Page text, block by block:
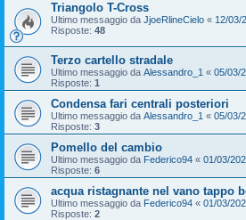
Triangolo T-Cross
Ultimo messaggio da JjoeRlineCielo « 12/03/
Risposte: 48
Terzo cartello stradale
Ultimo messaggio da Alessandro_1 « 05/03/
Risposte: 1
Condensa fari centrali posteriori
Ultimo messaggio da Alessandro_1 « 05/03/
Risposte: 3
Pomello del cambio
Ultimo messaggio da Federico94 « 01/03/
Risposte: 6
acqua ristagnante nel vano tappo
Ultimo messaggio da Federico94 « 01/03/
Risposte: 2